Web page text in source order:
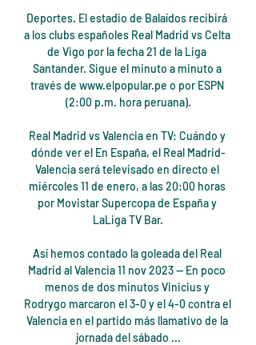
Deportes. El estadio de Balaídos recibirá a los clubs españoles Real Madrid vs Celta de Vigo por la fecha 21 de la Liga Santander. Sigue el minuto a minuto a través de www.elpopular.pe o por ESPN (2:00 p.m. hora peruana).

Real Madrid vs Valencia en TV: Cuándo y dónde ver el En España, el Real Madrid-Valencia será televisado en directo el miércoles 11 de enero, a las 20:00 horas por Movistar Supercopa de España y LaLiga TV Bar.

Así hemos contado la goleada del Real Madrid al Valencia 11 nov 2023 — En poco menos de dos minutos Vinicius y Rodrygo marcaron el 3-0 y el 4-0 contra el Valencia en el partido más llamativo de la jornada del sábado ...

Encuentre opiniones, horarios de apertura, fotos y vídeos para Cooperativa Sindical Agricola Virgen De Palomares - Peñas Y Asociaciones Varias en Trebujena. TEL: 956395... Busque en Infobel otras empresas en la categoría Peñas Y Asociaciones Varias en Trebujena.

Esos dos lugares los pelean, además del Lara, Pellicanos FC, Estrella Roja y el propio Deportivo Peñarol, a pesar de haber resbalado el domingo anterior frente al "Rojo". Sin cambios ante el CD Lara Durante la semana el cuerpo técnico de la Cota 905 ensayó con el mismo once que estuvo frente a Peñarol.

Real Madrid - Valencia: horario y dónde ver en TV hoy el 11 nov 2023 — A qué hora y dónde ver hoy por televisión y online el partido entre Real Madrid y Valencia de Primera División. SIGUE EN DIRECTO EL REAL ...

Vamos con el partido de UEL que nos encontramos en los cuartos de final entre el Slavia de Praga y el Chelsea. Considero este pick bastante interesante ya que el Chelsea es un equipo que juega mucho con balón y el centro del campo que ha introducido en este partido tiene pinta de que es para robar rapido y tener posesiones largar.

No podemos encontrar la página que estás buscando. Prueba volviendo al home.. PROIMAMEX S.A. DE C.V. 2011 - 2018. Todos los derechos reservados. Aviso de privacidad.

Aquí te traemos los enlaces en donde podrás ver el partido en vivo y en directo entre Piratas de Campeche vs Tigres de Quintana Roo en Liga Mexicana de Beisbol en vivo por Internet y totalmente gratis, el partido se llevará a cabo este Miércoles 10 de Agosto del 2016 en el horario de las 8:00PM Hora de México ( Ver Hora en tu Pais).

Conoce los rsultados de Bolivia vs. Venezuela en Yahoo Deportes. Ve todos los comentarios del partido incluyendo videos destacados, noticias, alineación de los equipos, calificaciones de los jugadores, estadísticas y más.

Siria advierte a los kurdos que no deberían de confiar en las promesas de su »aliado» Estados Unidos.. según una versión de sus declaraciones divulgada hoy por el canal árabe Al-Mayadeen.. Presidente Putin ordena la introducción de castigos penales por la propaganda de drogas en línea…

ant onio jose manuel francisco juan david jose antonio jose luis jesus javier francisco javier carlos daniel miguel rafael pedro jose manuel angel alejandro miguel angel jose maria fernando luis sergio pablo jorge alberto juan carlos juan jose ramon enrique vicente juan antonio diego raul alvaro joaquin adrian andres ivan oscar ruben santiago.

Ingreso 2020: la Universidad Nacional de Avellaneda abre la inscripción a sus carreras. La preinscripción online podrá realizarse desde el 2 de septiembre al 20 de diciembre en www.undav.edu.ar. Conocé la propuesta educativa de la UNDAV.

Camino a Brasil: Bosnia-Herzegovina 2 - Costa de Marfil 1. Camino a Brasil: Bosnia-Herzegovina 2 - Costa de Marfil 1. Mantente al día a donde vayas con Diario Digital, recibe notificaciones y entérate de las noticias actuales sobre política, inmigración y mucho más.

Esto es HistoCast. No es Esparta pero casi. Al cumplirse medio siglo de la llegada del hombre a la Luna hemos querido hacer nuestro humilde homenaje a aquella gesta y a los que la hicieron posible, algunos de ellos más cerca de lo que pensamos.

El Millonarios Fútbol Club Femenino es el equipo de fútbol femenino vinculado al Millonarios Fútbol Club, cuyo primer equipo milita en la Liga Profesional Femenina de Fútbol de Colombia, la máxima competición de fútbol femenino en Colombia. Es fundado oficialmente el 9 de mayo de 2018 en alianza con la Universidad Sergio Arboleda.

Tigres y Sultanes inician serie por el título de la LMB. El primer juego de la final se efectuará este sábado a las 20:00 horas en Cancún. Por: NTX.

LaLiga: Real Madrid - Valencia: dónde ver en TV hoy 11 nov 2023 — Real Madrid - Valencia en directo. El conjunto blanco llega al duelo contra el cuadro valencianista tras un pinchazo inesperado ante el Rayo ...

nombre f. alta nom. clasif. terreno c.e.i.p. san jose de calasanz - calle nuÑez de balboa, 10 - getafe centro 01/08/1850 terrenos urbanos terreno casa de la cultura - calle madrid, 50 - getafe centro 01/09/1854

Deportivo Saprissa ¡Monstruoso! Saprissa derrota 4-1 al Olimpia y llega a la final de la Liga Concacaf. Motagua será el rival de los morados en la serie final del torneo de Concacaf. Adrián Fallas Hace 11/01/2019 04:14:37

Mira los últimos videos de Vôlei Taubaté. Ir a. Secciones de esta página. Ayuda sobre accesibilidad. Facebook. Correo electrónico o teléfono: Contraseña ¿Olvidaste tu cuenta? Inicio. Información. Fotos. Videos. Eventos. Publicaciones. Comunidad. Flickr. Ver más de Vôlei Taubaté en Facebook.

Valencia - Real Madrid en vivo, resultados H2H El partido es parte del/de la LaLiga. Valencia jugó contra Real Madrid en1 partidos está temporada. Actualmente, Valencia está en 9º posición, mientras que Real ...

Además, en Belén se encuentra el Monolito del Trópico de Capricornio, construido en un lugar por donde pasa la línea. Las Ruinas de Purutue Ka`í (en Paso Urundey) son los vestigios de un antiguo establecimiento perteneciente a un portugués que contaba con …

Buenos Aires, 11 jul (EFE).- Argentinos Juniors logró este jueves una buena victoria a domicilio por 0-1 ante Colón, en Santa Fe, en el partido de ida entre equipos argentinos válido por los octavos de final de la Copa Sudamericana. Con un tanto de Matías Romero en el minuto 38, el equipo

Un autogol en el último minuto del belga Toby Alderweireld proporcionó la victoria ante el Tottenham al Liverpool (2-1), que recuperó el liderato de la Premier que provisionalmente le había arrebatado el sábado el Manchester City. Fue en una acción embarullada y con el …

Japón se impuso este martes por 1-2 a Colombia y dio una nueva sorpresa en el Mundial de Rusia. La Tri, favorita del Grupo H, jugó casi todo el partido con un hombre menos por la expulsión de Carlos Sánchez a los tres minutos de juego tras una mano en el área.

EN VIVO. Escuchar Radio M3U XSPF VCLT. Skip to content. voz e imagen de san carlos.. Limón FC U-20 vs Asociación Deportiva San Carlos U-20. Limón FC U-20 vs Asociación Deportiva San Carlos U-20. Limón FC U-20 0 vs 3 Asociación Deportiva San Carlos U-20. Detalles. Fecha Tiempo Liga Temporada Día del partido; 10 Agosto, 2019: 2:00 pm:

La Temporada 2013-2014 del fútbol chileno abarca todas las actividades relativas a campeonatos de fútbol profesional y amateur, nacionales e internacionales, disputados por clubes chilenos, y por las selecciones nacionales de este país, en sus diversas categorías, durante junio de 2013 y mayo de 2014

BM Benidorm: BM Logroño La Rioja: 24 - 22: 9 diciembre, 2017: BM Logroño La Rioja: Abanca Ademar León: 32 - 29: 6 diciembre, 2017: Ángel Ximénez Avia Puente Genil:. Helvetia Anaitasuna: BM Logroño La Rioja: 27 - 29: 4 noviembre, 2017: BM Logroño La Rioja: Quabit Guadalajara: 25 - 28: 21 octubre, 2017: MMT Seguros Zamora: BM Logroño.

La agencia Cerigua inicia su transmisión del 25 de agosto de 2016. Cerigua- 81/08/2016 Guatemala- CUC denuncia acciones represivas contra adultos mayores Guatemala, 25 Ago (Cerigua).- El Comité de Unidad Campesina (CUC) denunció que la familia Campollo, una de las más ricas de Guatemala y el Ministerio Público lanzaron este miércoles una

La Asociación de Jugadores de Balonmano y el técnico del Combinado de División de Honor Femenina, José Ignacio Prades, han facilitado las listas de los rivales de los #Hispanos y las #Guerreras para el Partido de las Estrellas de 2014, que alberga el Quijote Arena de Ciudad Real el 15 de junio. Juan Castro y Jose Mario Carrillo.

Dónde ver por TV el Real Madrid - Valencia de LaLiga EA 11 nov 2023 — Puedes seguir toda la información sobre el partido en directo por la web de Mundo Deportivo. Disfruta de este partido en vivo en DAZN ¡Activa tu ...

Internet: ¿Dónde ver EN VIVO Y EN DIRECTO el River Plate vs Boca Juniors por la semifinal de la Copa Libertadores? Si quieres seguir en Internet el River Plate vs Boca Juniors, Líbero.pe realizará una transmisión minuto a minuto con todas las incidencias del encuentro y los goles al instante.

El Regimiento de Transmisiones nº 32 es una Unidad del Ejército de Tierra que tiene a su cargo la operación de sistemas de transmisiones muy específicos contribuyendo a la acción conjunta de las FAS, en colaboración con los sistemas de otros ejércitos.

La Universitat Autònoma de Barcelona fundada en 1968, es una universidad pública, arraigada en el territorio y de vocación internacional que, mediante una docencia de calidad estrechamente ligada a la actividad de investigación, transfiere conocimientos científicos, tecnológicos, culturales y formativos en la sociedad, promueve a los.

Leones se levanta de la lona y vence a los Guerreros. Se vaciaron las bancas en el Juego. (Serie 2-1 para Tijuana) Juego 4 - Oaxaca 4-5 Yucatán (Serie 3-1 para Yucatán. Playoffs LMB Playoffs Liga Mexicana de Beisbol LMB Calendario de juegos LMB Toros de Tijuana Sultanes de Monterrey Acereros del Norte Saraperos de Saltillo Diablos Rojos.

Este sábado 28 de de octubre, la selección española sub 17 busca ante Inglaterra la corona del Mundial en un partido histórico para nuestro combinado. El choque comienza a las 16.30 horas y se podrá seguir en directo en televisión por Gol y Eurosport. El Mundial redondearía un año histórico

Real